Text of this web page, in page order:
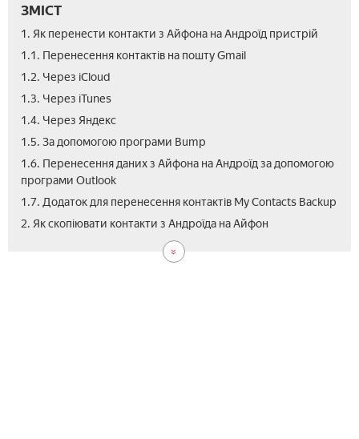
ЗМІСТ
1. Як перенести контакти з Айфона на Андроїд пристрій
1.1. Перенесення контактів на пошту Gmail
1.2. Через iCloud
1.3. Через iTunes
1.4. Через Яндекс
1.5. За допомогою програми Bump
1.6. Перенесення даних з Айфона на Андроїд за допомогою
програми Outlook
1.7. Додаток для перенесення контактів My Contacts Backup
2. Як скопіювати контакти з Андроїда на Айфон